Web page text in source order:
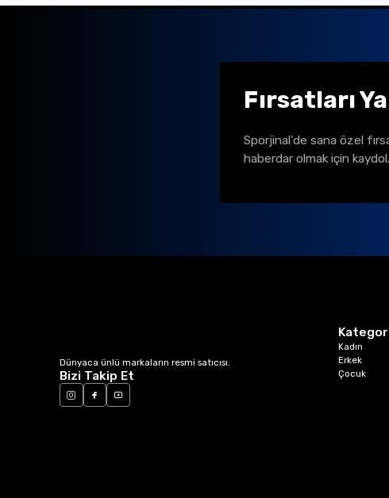
Fırsatları
Sporjinal’de sana özel
haberdar olmak için kaydol.
Dünyaca ünlü markaların resmi satıcısı.
Bizi Takip Et
Kadın
Erkek
Çocuk